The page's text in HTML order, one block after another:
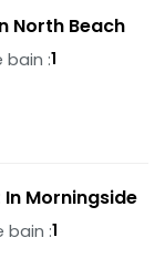
North Beach
bain :1
Morningside
bain :1